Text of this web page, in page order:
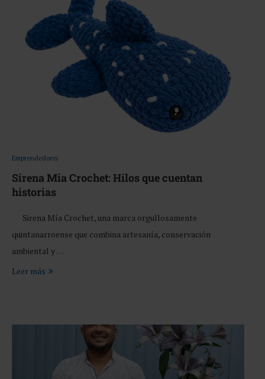
Emprendedores
Sirena Mia Crochet: Hilos que cuentan
historias
Sirena Mía Crochet, una marca orgullosamente
quintanarroense que combina artesanía, conservación
ambiental y …
Leer más